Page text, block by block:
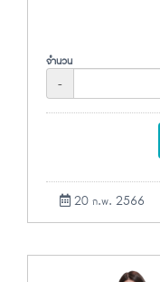
จำนวน
-
20 ก.พ. 2566